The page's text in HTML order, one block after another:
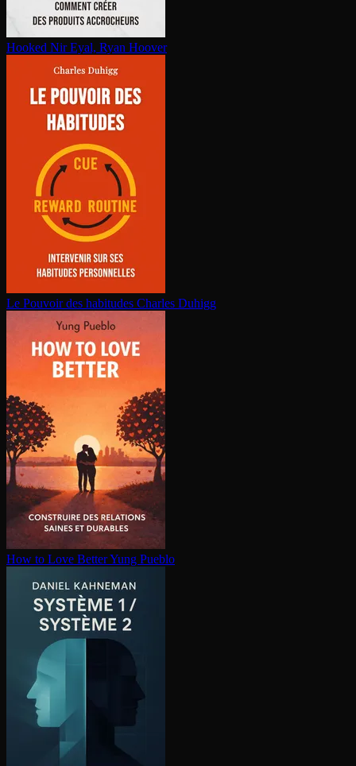
Hooked Nir Eyal, Ryan Hoover
Le Pouvoir des habitudes Charles Duhigg
How to Love BetterYung Pueblo